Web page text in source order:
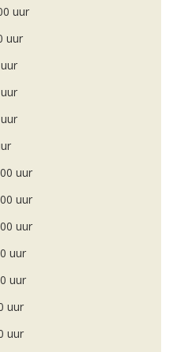
uur
uur
uur
uur
uur
uur
uur
uur
uur